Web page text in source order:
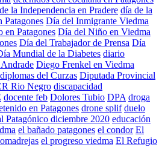
la Independencia en Pradere día de la
Patagones Día del Inmigrante Viedma
Patagones Día del Niño en Viedma
Día del Trabajador de Prensa Día
Mundial de la Diabetes diario
Diego Frenkel en Viedma
diplomas del Curzas Diputada Provincial
Rio Negro discapacidad
docente feb Dolores Tubio DPA droga
en Patagones drone splif duelo
Patagónico diciembre 2020 educación
el bañado patagones el condor El
el progreso viedma El Refugio